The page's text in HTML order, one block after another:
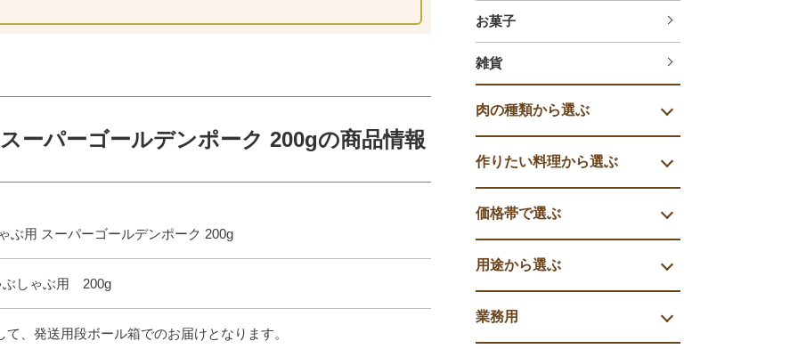
お菓子
雑貨
肉の種類から選ぶ
作りたい料理から選ぶ
価格帯で選ぶ
用途から選ぶ
業務用
ーパーゴールデンポーク 200gの商品情報
ぶ用 スーパーゴールデンポーク 200g
ぶしゃぶ用 200g
、発送用段ボール箱でのお届けとなります。